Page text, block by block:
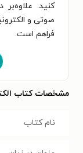
کنید.
صوتی و
فراهم است.
مشخصات کتاب
نام کتاب